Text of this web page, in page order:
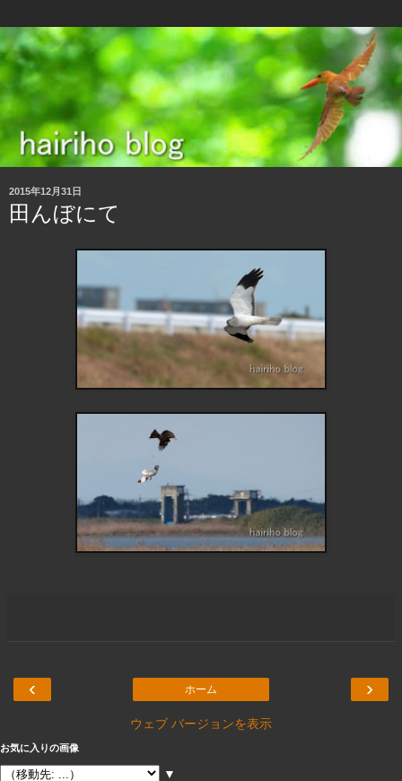
2015年12月31日
田んぼにて
‹ ›
ホーム
ウェブ バージョンを表示
お気に入りの画像
▼